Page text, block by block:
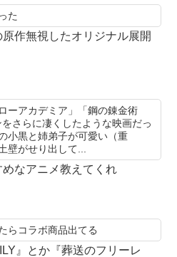
た
原作無視したオリジナル展開
アカデミア」「鋼の錬金術
さらに凄くしたような映画だっ
黒と姉弟子が可愛い（重
壁がせり出して...
めなアニメ教えてくれ
らコラボ商品出てる
』とか『葬送のフリーレ